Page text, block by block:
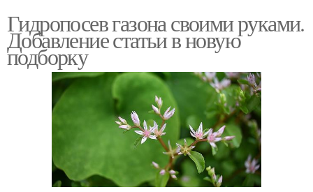
Гидропосев газона своими руками.
Добавление статьи в новую
подборку